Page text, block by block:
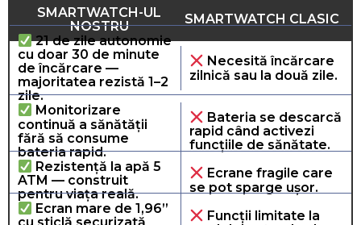
SMARTWATCH-UL
NOSTRU
SMARTWATCH CLASIC
21 de zile autonomie
cu doar 30 de minute
de încărcare —
majoritatea rezistă 1–2
zile.
Necesită încărcare
zilnică sau la două zile.
Monitorizare
continuă a sănătății
fără să consume
bateria rapid.
Bateria se descarcă
rapid când activezi
funcțiile de sănătate.
Rezistență la apă 5
ATM — construit
pentru viața reală.
Ecrane fragile care
se pot sparge ușor.
Ecran mare de 1,96”
Funcții limitate la